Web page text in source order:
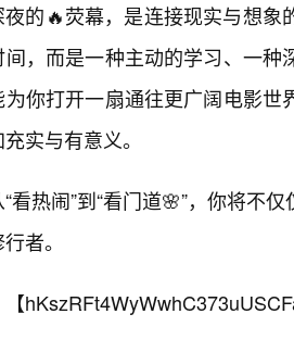
夜的🔥荧幕，是连接现实与想
，而是一种主动的学习、一
你打开一扇通往更广阔电影
实与有意义。
“看热闹”到“看门道🌸”，你将不
者。
【